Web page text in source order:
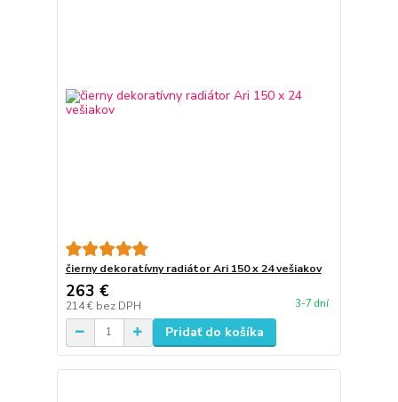
čierny dekoratívny radiátor Ari 150 x 24 vešiakov
263 €
214 € bez DPH 3-7 dní
Pridať do košíka